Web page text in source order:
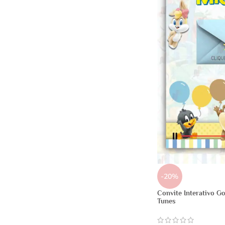
-20%
Convite Interativo
Tunes